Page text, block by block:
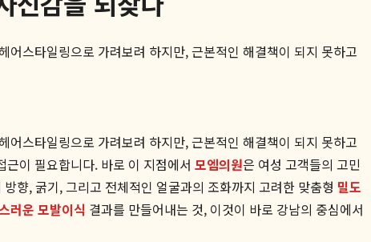
스타일링으로 가려보려 하지만, 근본적인 해결책이 되지 못하고
스타일링으로 가려보려 하지만, 근본적인 해결책이 되지 못하고
이 필요합니다. 바로 이 지점에서 모엠의원은 여성 고객들의 고민
향, 굵기, 그리고 전체적인 얼굴과의 조화까지 고려한 맞춤형 밀도
러운 모발이식 결과를 만들어내는 것, 이것이 바로 강남의 중심에서